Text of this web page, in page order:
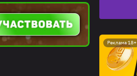
Реклама 18+